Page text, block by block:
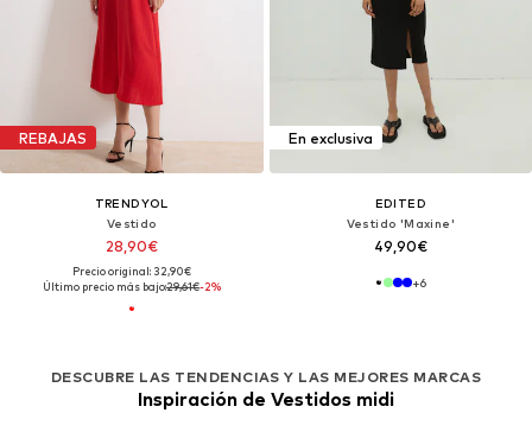
REBAJAS
TRENDYOL
Vestido
28,90€
Precio original: 32,90€
Último precio más bajo:29,61€-2%
En exclusiva
EDITED
Vestido 'Maxine'
49,90€
+6
DESCUBRE LAS TENDENCIAS Y LAS MEJORES MARCAS
Inspiración de Vestidos midi